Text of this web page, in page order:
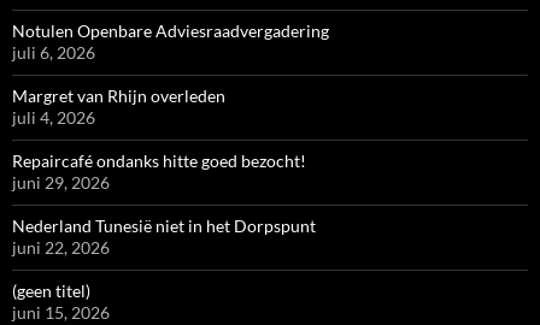
Notulen Openbare Adviesraadvergadering
juli 6, 2026
Margret van Rhijn overleden
juli 4, 2026
Repaircafé ondanks hitte goed bezocht!
juni 29, 2026
Nederland Tunesië niet in het Dorpspunt
juni 22, 2026
(geen titel)
juni 15, 2026